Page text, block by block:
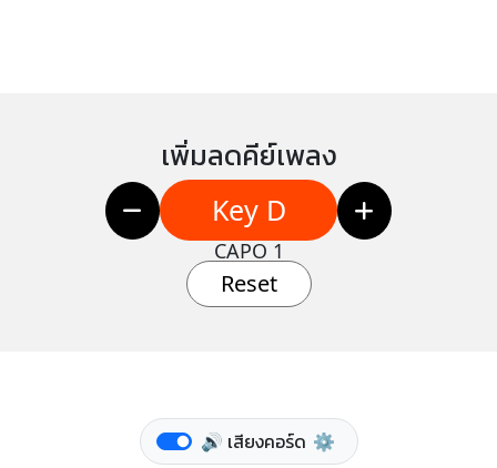
เพิ่มลดคีย์เพลง
Key D
CAPO 1
Reset
🔊 เสียงคอร์ด ⚙️